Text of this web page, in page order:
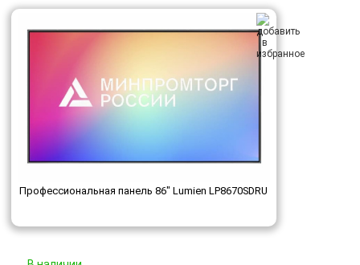
Профессиональная панель 86" Lumien LP8670SDRU